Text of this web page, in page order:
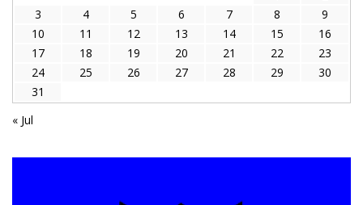
3
4 5 6 7 8
9
10
11 12 13 14 15
16
17
18 19 20 21 22
23
24
25 26 27 28 29
30
31
« Jul